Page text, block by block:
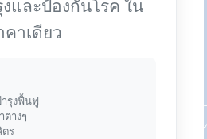
และป้องกันโรค ใน
คาเดียว
รุงฟื้นฟู
ต่างๆ
ตร